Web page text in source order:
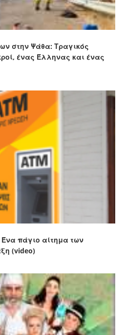
στην Ψάθα: Τραγικός
ένας Έλληνας και ένας
πάγιο αίτημα των
(video)